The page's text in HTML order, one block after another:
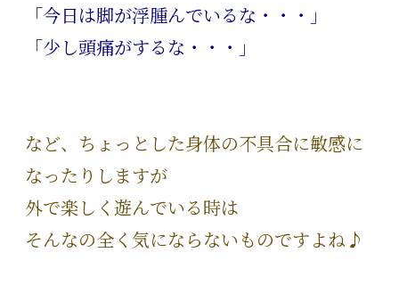
「今日は脚が浮腫んでいるな・・・」
「少し頭痛がするな・・・」
など、ちょっとした身体の不具合に敏感に
なったりしますが
外で楽しく遊んでいる時は
そんなの全く気にならないものですよね♪